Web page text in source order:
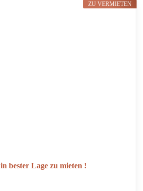
bester Lage zu mieten !
ZU VERMIETEN